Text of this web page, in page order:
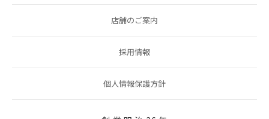
店舗のご案内
採用情報
個人情報保護方針